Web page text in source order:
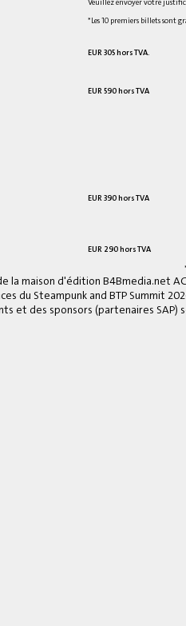
Veuillez envoyer votre
*Les 10 premiers billets sont
EUR 305 hors TVA.
EUR 590 hors TVA
EUR 390 hors TVA
EUR 290 hors TVA
la maison d'édition B4Bmedia.net
du Steampunk and BTP Summit
et des sponsors (partenaires